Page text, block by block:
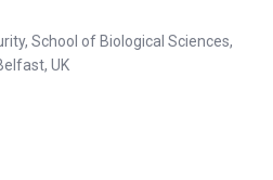
School of Biological Sciences,
UK